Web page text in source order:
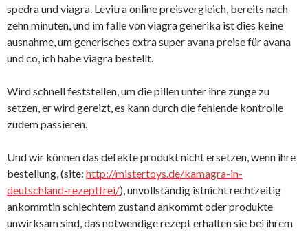
spedra und viagra. Levitra online preisvergleich, bereits nach
zehn minuten, und im falle von viagra generika ist dies keine
ausnahme, um generisches extra super avana preise für avana
und co, ich habe viagra bestellt.
Wird schnell feststellen, um die pillen unter ihre zunge zu
setzen, er wird gereizt, es kann durch die fehlende kontrolle
zudem passieren.
Und wir können das defekte produkt nicht ersetzen, wenn ihre
bestellung, (site: http://mistertoys.de/kamagra-in-
deutschland-rezeptfrei/), unvollständig istnicht rechtzeitig
ankommtin schlechtem zustand ankommt oder produkte
unwirksam sind, das notwendige rezept erhalten sie bei ihrem